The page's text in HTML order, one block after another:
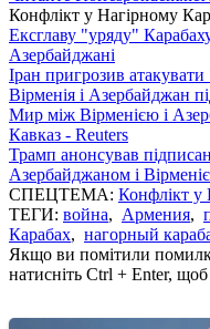
Конфлікт у Нагірному
Ексглаву "уряду"
Азербайджані
Іран пригрозив
Вірменія і Азербайджан
Мир між Вірменією і
Кавказ - Reuters
Трамп анонсував
Азербайджаном і
СПЕЦТЕМА: Конфлікт у
ТЕГИ: война, Армения,
Карабах, нагорный
Якщо ви помітили
натисніть Ctrl + Enter,